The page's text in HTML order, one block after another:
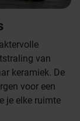
van
keramiek. De
voor een
je elke ruimte